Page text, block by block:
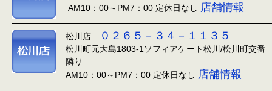
AM10：00～PM7：00 定休日なし 店舗情報
松川店 ０２６５－３４－１１３５
松川町元大島1803-1ソフィアケート松川/松川町交番
隣り
AM10：00～PM7：00 定休日なし 店舗情報